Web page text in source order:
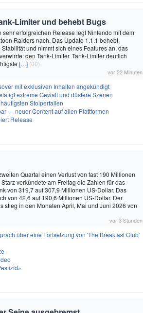
Limiter und behebt Bugs
sehr erfolgreichen Release legt Nintendo mit dem
Raiders nach. Das Update 1.1.1 behebt
und nimmt sich eines Features an, das
den Tank-Limiter. Tank-Limiter deutlich
[…] (00)
vor 22 Minuten
mit exklusiven Inhalten angekündigt
extreme Gewalt und düstere Szenen
Stolperfallen
— neuer Content auf allen Plattformen
Release
Quartal einen Verlust von fast 190 Millionen
verkündete am Freitag die Zahlen für das
von 319,7 auf 307,9 Millionen US-Dollar. Das
von 42,6 auf 190,6 Millionen US-Dollar. Der
stieg in den Monaten April, Mai und Juni 2026 von
vor 3 Stunden
über eine Fortsetzung von 'The Breakfast Club'